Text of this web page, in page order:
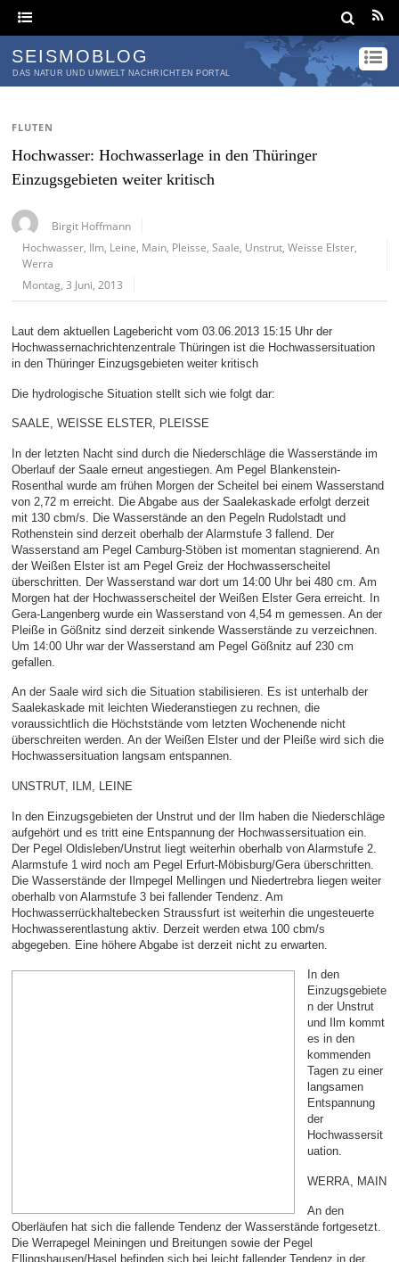
SEISMOBLOG
DAS NATUR UND UMWELT NACHRICHTEN PORTAL
FLUTEN
Hochwasser: Hochwasserlage in den Thüringer
Einzugsgebieten weiter kritisch
Birgit Hoffmann
Hochwasser Ilm Leine Main Pleisse ,Saale Unstrut ,Weisse Elster
Werra
Montag, 3 Juni, 2013
Laut dem aktuellen Lagebericht vom 03.06.2013 15:15 Uhr der
Hochwassernachrichtenzentrale Thüringen ist die Hochwassersituation
in den Thüringer Einzugsgebieten weiter kritisch
Die hydrologische Situation stellt sich wie folgt dar:
SAALE, WEISSE ELSTER, PLEISSE
In der letzten Nacht sind durch die Niederschläge die Wasserstände im
Oberlauf der Saale erneut angestiegen. Am Pegel Blankenstein-
Rosenthal wurde am frühen Morgen der Scheitel bei einem Wasserstand
von 2,72 m erreicht. Die Abgabe aus der Saalekaskade erfolgt derzeit
mit 130 cbm/s. Die Wasserstände an den Pegeln Rudolstadt und
Rothenstein sind derzeit oberhalb der Alarmstufe 3 fallend. Der
Wasserstand am Pegel Camburg-Stöben ist momentan stagnierend. An
der Weißen Elster ist am Pegel Greiz der Hochwasserscheitel
überschritten. Der Wasserstand war dort um 14:00 Uhr bei 480 cm. Am
Morgen hat der Hochwasserscheitel der Weißen Elster Gera erreicht. In
Gera-Langenberg wurde ein Wasserstand von 4,54 m gemessen. An der
Pleiße in Gößnitz sind derzeit sinkende Wasserstände zu verzeichnen.
Um 14:00 Uhr war der Wasserstand am Pegel Gößnitz auf 230 cm
gefallen.
An der Saale wird sich die Situation stabilisieren. Es ist unterhalb der
Saalekaskade mit leichten Wiederanstiegen zu rechnen, die
voraussichtlich die Höchststände vom letzten Wochenende nicht
überschreiten werden. An der Weißen Elster und der Pleiße wird sich die
Hochwassersituation langsam entspannen.
UNSTRUT, ILM, LEINE
In den Einzugsgebieten der Unstrut und der Ilm haben die Niederschläge
aufgehört und es tritt eine Entspannung der Hochwassersituation ein.
Der Pegel Oldisleben/Unstrut liegt weiterhin oberhalb von Alarmstufe 2.
Alarmstufe 1 wird noch am Pegel Erfurt-Möbisburg/Gera überschritten.
Die Wasserstände der Ilmpegel Mellingen und Niedertrebra liegen weiter
oberhalb von Alarmstufe 3 bei fallender Tendenz. Am
Hochwasserrückhaltebecken Straussfurt ist weiterhin die ungesteuerte
Hochwasserentlastung aktiv. Derzeit werden etwa 100 cbm/s
abgegeben. Eine höhere Abgabe ist derzeit nicht zu erwarten.
In den
Einzugsgebiete
n der Unstrut
und Ilm kommt
es in den
kommenden
Tagen zu einer
langsamen
Entspannung
der
Hochwassersit
uation.
WERRA, MAIN
An den
Oberläufen hat sich die fallende Tendenz der Wasserstände fortgesetzt.
Die Werrapegel Meiningen und Breitungen sowie der Pegel
Ellingshausen/Hasel befinden sich bei leicht fallender Tendenz in der